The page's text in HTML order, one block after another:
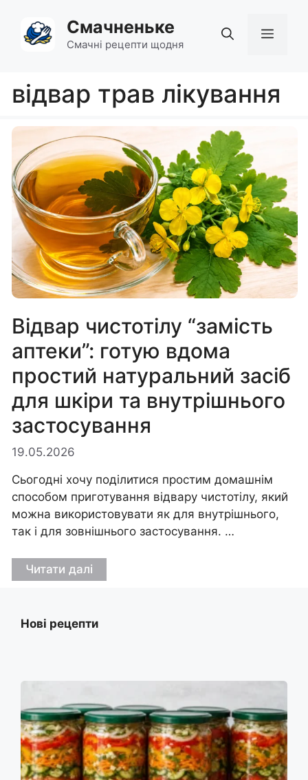
вмісту
Смачненьке
Смачні рецепти щодня
відвар трав лікування
Відвар чистотілу “замість
аптеки”: готую вдома
простий натуральний засіб
для шкіри та внутрішнього
застосування
19.05.2026
Сьогодні хочу поділитися простим домашнім
способом приготування відвару чистотілу, який
можна використовувати як для внутрішнього,
так і для зовнішнього застосування. …
Читати далі
Нові рецепти